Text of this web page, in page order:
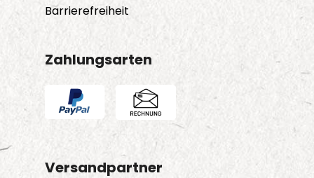
Barrierefreiheit
Zahlungsarten
Versandpartner